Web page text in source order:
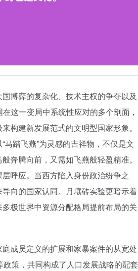
博弈的复杂化、技术主权的争夺以及
这一变局中系统性应对的多个剖面，
构建新发展范式的文明型国家形象。
踏飞燕”为灵感的吉祥物，不仅是文
腾向前，又需如飞燕般轻盈精准。
呼应。当西方陷入身份政治纷争之
向的国家认同。月壤砖实验更暗示着
极世界中资源分配格局提前布局的关
成员定义的扩展和家暴案件的从宽处
策，共同构成了人口发展战略的配套